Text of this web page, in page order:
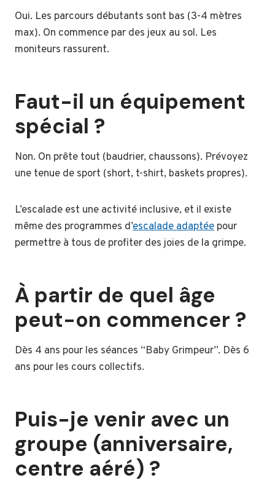
Oui. Les parcours débutants sont bas (3-4 mètres
max). On commence par des jeux au sol. Les
moniteurs rassurent.
Faut-il un équipement
spécial ?
Non. On prête tout (baudrier, chaussons). Prévoyez
une tenue de sport (short, t-shirt, baskets propres).
L’escalade est une activité inclusive, et il existe
même des programmes d’escalade adaptée pour
permettre à tous de profiter des joies de la grimpe.
À partir de quel âge
peut-on commencer ?
Dès 4 ans pour les séances “Baby Grimpeur”. Dès 6
ans pour les cours collectifs.
Puis-je venir avec un
groupe (anniversaire,
centre aéré) ?